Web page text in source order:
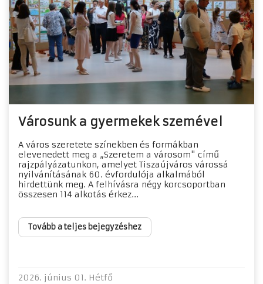
Városunk a gyermekek szemével
A város szeretete színekben és formákban
elevenedett meg a „Szeretem a városom" című
rajzpályázatunkon, amelyet Tiszaújváros várossá
nyilvánításának 60. évfordulója alkalmából
hirdettünk meg. A felhívásra négy korcsoportban
összesen 114 alkotás érkez...
Tovább a teljes bejegyzéshez
2026. június 01. Hétfő